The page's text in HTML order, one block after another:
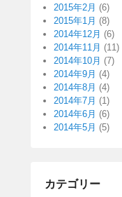
2015年2月 (6)
2015年1月 (8)
2014年12月 (6)
2014年11月 (11)
2014年10月 (7)
2014年9月 (4)
2014年8月 (4)
2014年7月 (1)
2014年6月 (6)
2014年5月 (5)
カテゴリー